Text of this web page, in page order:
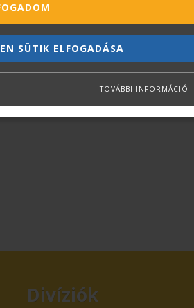
Divíziók
SÜTIK ELFOGADÁSA
TOVÁBBI INFORMÁCIÓ